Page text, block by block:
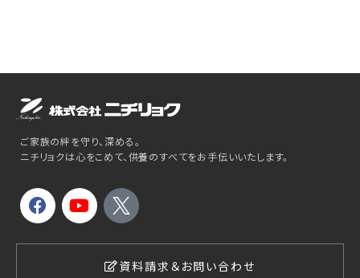
ご家族の絆を守り、深める。
ニチリョクは心をこめて、供養のすべてをお手伝いいたします。
資料請求＆お問い合わせ